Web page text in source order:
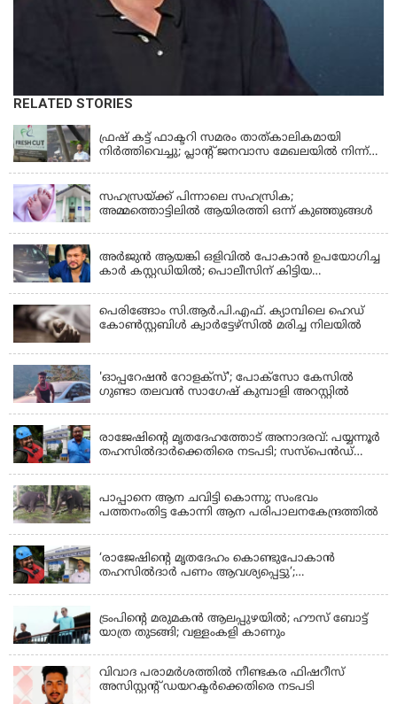
RELATED STORIES
KERALA
ഫ്രഷ് കട്ട് ഫാക്ടറി സമരം താത്കാലികമായി
നിർത്തിവെച്ചു; പ്ലാൻ്റ് ജനവാസ മേഖലയിൽ നിന്ന്
സഹസ്രയ്ക്ക് പിന്നാലെ സഹസ്രിക;
അമ്മത്തൊട്ടിലില്‍ ആയിരത്തി ഒന്ന് കുഞ്ഞുങ്ങള്‍
അർജുൻ ആയങ്കി ഒളിവിൽ പോകാൻ ഉപയോഗിച്ച
കാർ കസ്റ്റഡിയിൽ; പൊലീസിന് കിട്ടിയ
പെരിങ്ങോം സി.ആർ.പി.എഫ്. ക്യാമ്പിലെ ഹെഡ്
കോൺസ്റ്റബിൾ ക്വാർട്ടേഴ്സിൽ മരിച്ച നിലയിൽ
'ഓപ്പറേഷൻ റോളക്സ്'; പോക്സോ കേസിൽ
ഗുണ്ടാ തലവൻ സാഗേഷ് കുമ്പാളി അറസ്റ്റിൽ
രാജേഷിന്റെ മൃതദേഹത്തോട് അനാദരവ്: പയ്യന്നൂർ
തഹസിൽദാർക്കെതിരെ നടപടി; സസ്പെൻഡ്
പാപ്പാനെ ആന ചവിട്ടി കൊന്നു; സംഭവം
പത്തനംതിട്ട കോന്നി ആന പരിപാലനകേന്ദ്രത്തിൽ
‘രാജേഷിന്‍റെ മൃതദേഹം കൊണ്ടുപോകാന്‍
തഹസില്‍ദാര്‍ പണം ആവശ്യപ്പെട്ടു’;
ട്രംപിന്റെ മരുമകന്‍ ആലപ്പുഴയില്‍; ഹൗസ് ബോട്ട്
യാത്ര തുടങ്ങി; വള്ളംകളി കാണും
വിവാദ പരാമര്‍ശത്തില്‍ നീണ്ടകര ഫിഷറീസ്
അസിസ്റ്റന്റ് ഡയറക്ടര്‍ക്കെതിരെ നടപടി